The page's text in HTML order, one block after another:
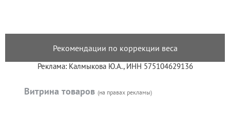
Рекомендации по коррекции веса
Реклама: Калмыкова Ю.А., ИНН 575104629136
Витрина товаров (на правах рекламы)